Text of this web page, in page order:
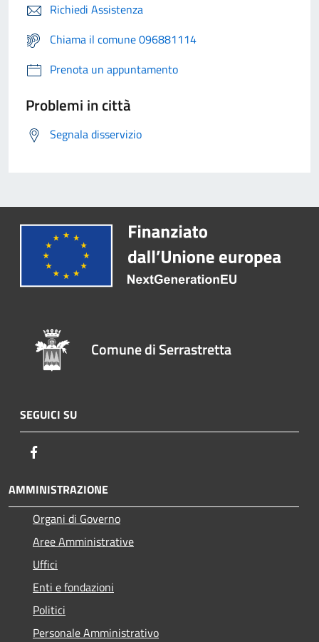
Richiedi Assistenza
Chiama il comune 096881114
Prenota un appuntamento
Problemi in città
Segnala disservizio
Comune di Serrastretta
SEGUICI SU
AMMINISTRAZIONE
Organi di Governo
Aree Amministrative
Uffici
Enti e fondazioni
Politici
Personale Amministrativo